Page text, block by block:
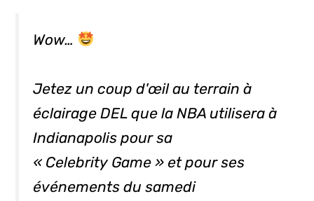
Wow…
Jetez un coup d'œil au terrain à
éclairage DEL que la NBA utilisera à
Indianapolis pour sa
« Celebrity Game » et pour ses
événements du samedi